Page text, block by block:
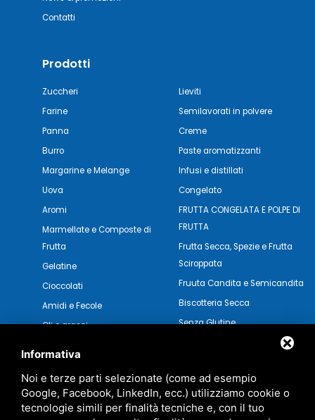
Contatti
Prodotti
Zuccheri
Farine
Panna
Burro
Margarine e Melange
Uova
Aromi
Marmellate e Composte di
Frutta
Gelatine
Cioccolati
Amidi e Fecole
Oli e grassi
Lieviti
Semilavorati in polvere
Creme
Paste aromatizzanti
Infusi e distillati
Congelato
FRUTTA CONGELATA E POLPE DI
FRUTTA
Frutta Secca, Spezie e Frutta
Sciroppata
Fruuta Candita e Semicandita
Biscotteria Secca
Senza Glutine
Informativa
Noi e terze parti selezionate (come ad esempio
Google, Facebook, LinkedIn, ecc.) utilizziamo cookie o
tecnologie simili per finalità tecniche e, con il tuo